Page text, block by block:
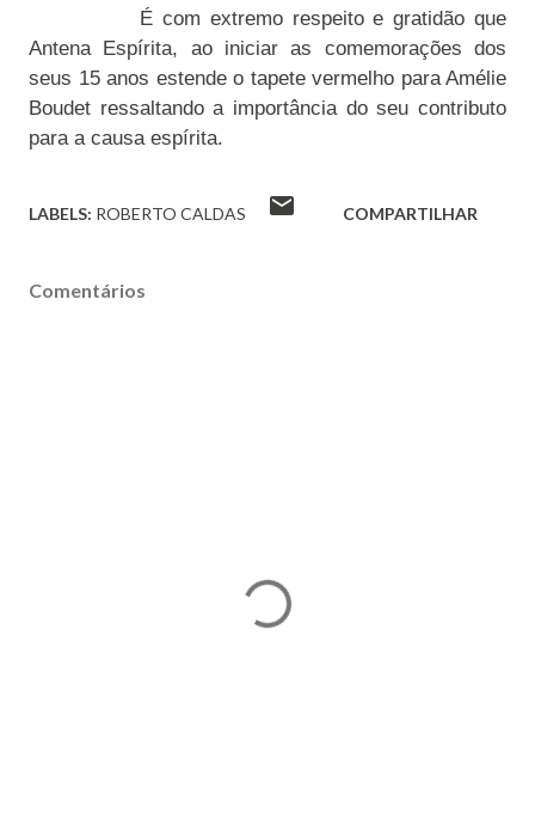
É com extremo respeito e gratidão que
Antena Espírita, ao iniciar as comemorações dos
seus 15 anos estende o tapete vermelho para Amélie
Boudet ressaltando a importância do seu contributo
para a causa espírita.
LABELS: ROBERTO CALDAS COMPARTILHAR
Comentários